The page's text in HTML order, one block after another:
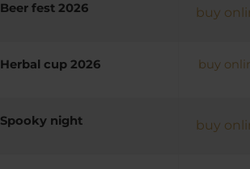
Beer fest 2026 buy
Herbal cup 2026 buy
Spooky night buy